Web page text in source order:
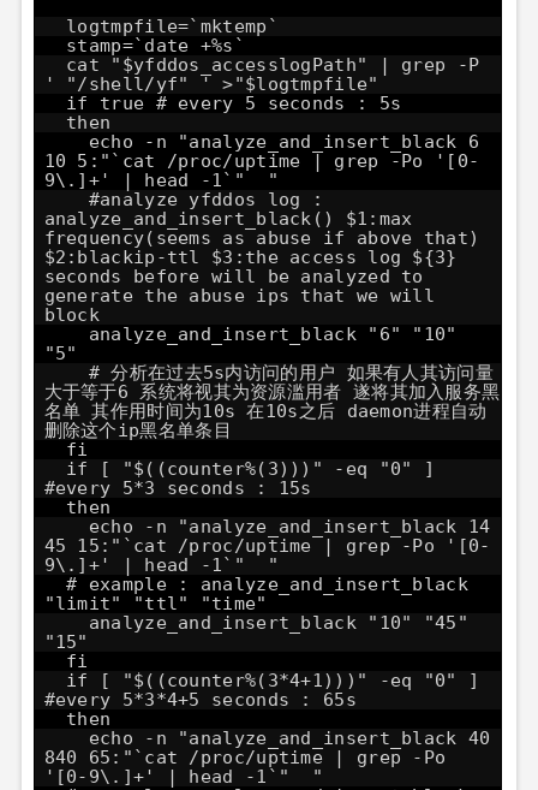
logtmpfile=`mktemp`
stamp=`date +%s`
cat "$yfddos_accesslogPath" | grep -P
' "/shell/yf" ' >"$logtmpfile"
if true # every 5 seconds : 5s
then
echo -n "analyze_and_insert_black 6
10 5:"`cat /proc/uptime | grep -Po '[0-
9\.]+' | head -1`" "
#analyze yfddos log :
analyze_and_insert_black() $1:max
frequency(seems as abuse if above that)
$2:blackip-ttl $3:the access log ${3}
seconds before will be analyzed to
generate the abuse ips that we will
block
analyze_and_insert_black "6" "10"
"5"
# 分析在过去5s内访问的用户 如果有人其访问量
大于等于6 系统将视其为资源滥用者 遂将其加入服务黑
名单 其作用时间为10s 在10s之后 daemon进程自动
删除这个ip黑名单条目
fi
if [ "$((counter%(3)))" -eq "0" ]
#every 5*3 seconds : 15s
then
echo -n "analyze_and_insert_black 14
45 15:"`cat /proc/uptime | grep -Po '[0-
9\.]+' | head -1`" "
# example : analyze_and_insert_black
"limit" "ttl" "time"
analyze_and_insert_black "10" "45"
"15"
fi
if [ "$((counter%(3*4+1)))" -eq "0" ]
#every 5*3*4+5 seconds : 65s
then
echo -n "analyze_and_insert_black 40
840 65:"`cat /proc/uptime | grep -Po
'[0-9\.]+' | head -1`" "